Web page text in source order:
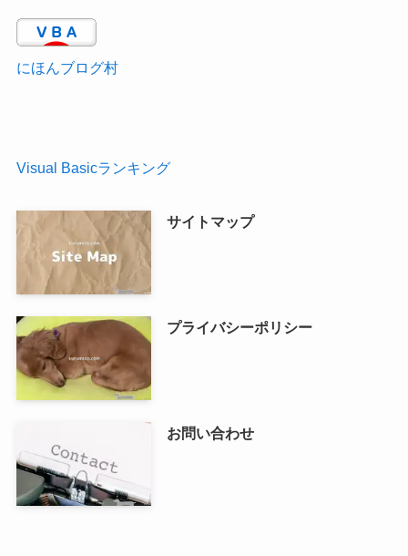
にほんブログ村
Visual Basicランキング
サイトマップ
プライバシーポリシー
お問い合わせ